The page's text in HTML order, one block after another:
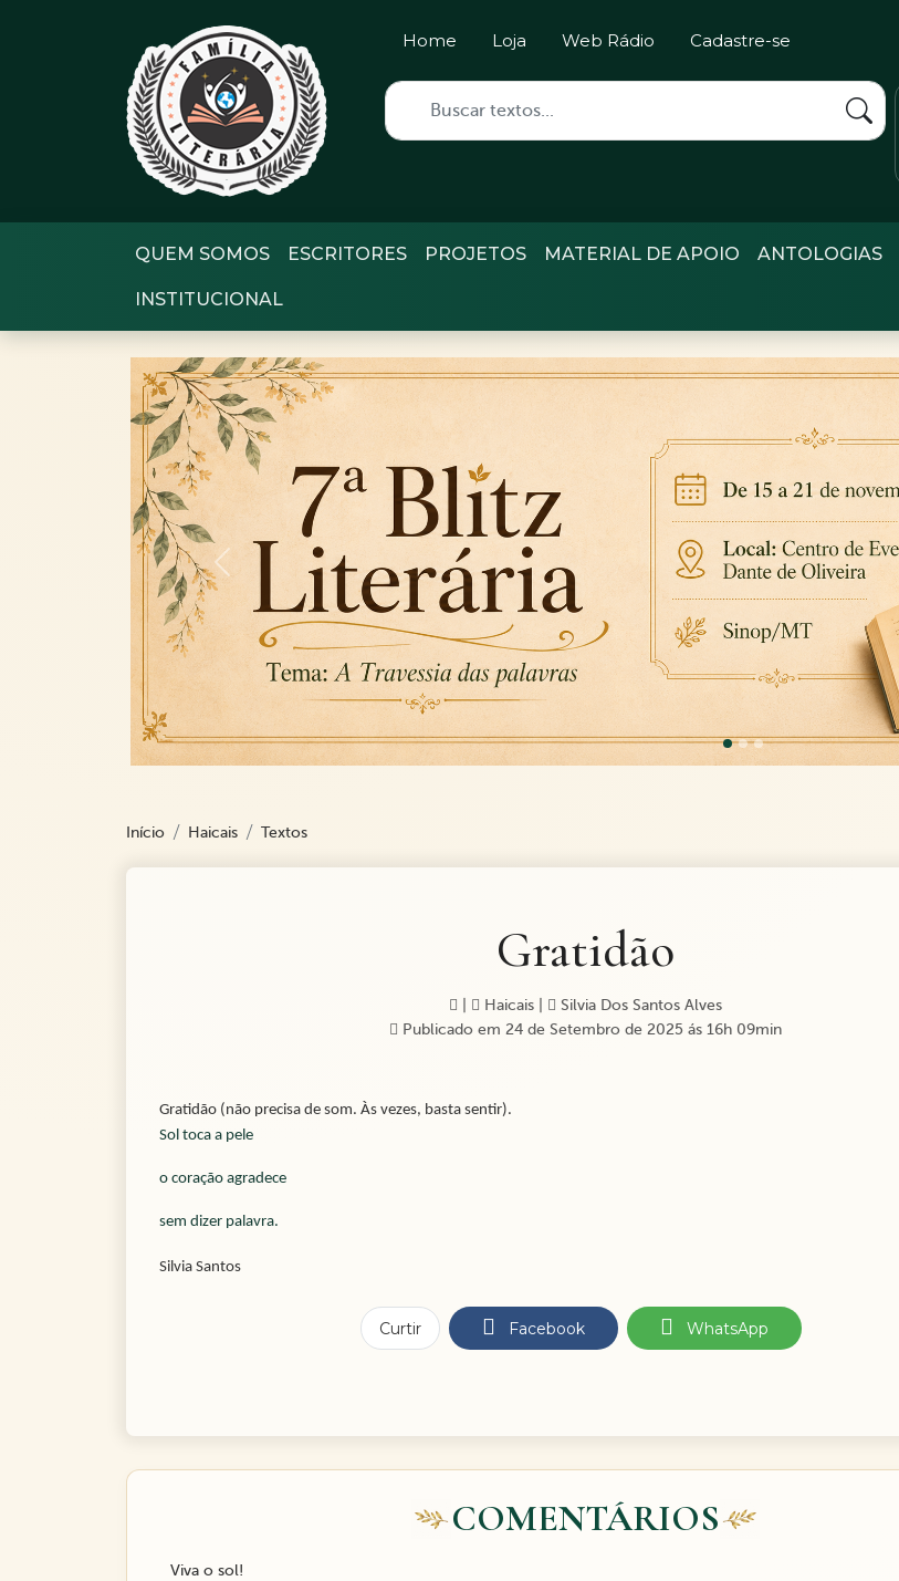
Home Loja Web Rádio Cadastre-se
QUEM SOMOS ESCRITORES PROJETOS MATERIAL DE APOIO ANTOLOGIAS
INSTITUCIONAL
Previous
Início Haicais Textos
Gratidão
Haicais
Silvia Dos Santos Alves
Publicado em 24 de Setembro de 2025 ás 16h 09min
Gratidão (não precisa de som. Às vezes, basta sentir).
Sol toca a pele
o coração agradece
sem dizer palavra.
Silvia Santos
Curtir Facebook WhatsApp
COMENTÁRIOS
Viva o sol!